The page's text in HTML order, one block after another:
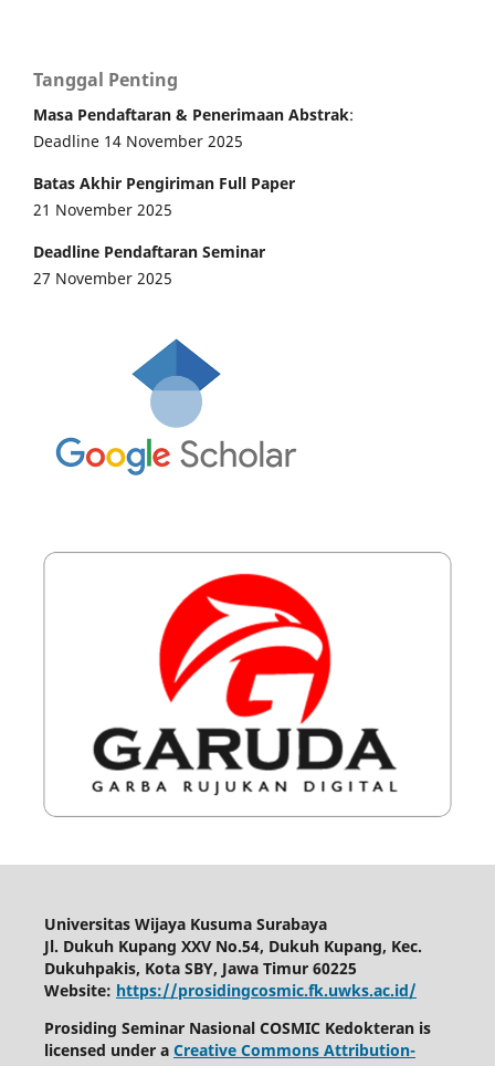
Tanggal Penting
Masa Pendaftaran & Penerimaan Abstrak:
Deadline 14 November 2025
Batas Akhir Pengiriman Full Paper
21 November 2025
Deadline Pendaftaran Seminar
27 November 2025
Universitas Wijaya Kusuma Surabaya
Jl. Dukuh Kupang XXV No.54, Dukuh Kupang, Kec.
Dukuhpakis, Kota SBY, Jawa Timur 60225
Website: https://prosidingcosmic.fk.uwks.ac.id/
Prosiding Seminar Nasional COSMIC Kedokteran is
licensed under a Creative Commons Attribution-